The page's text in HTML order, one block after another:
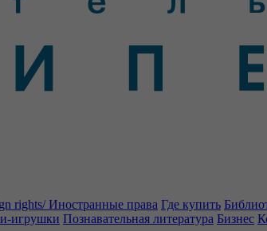
rights/ Иностранные права Где купить
игрушки Познавательная литература Бизнес